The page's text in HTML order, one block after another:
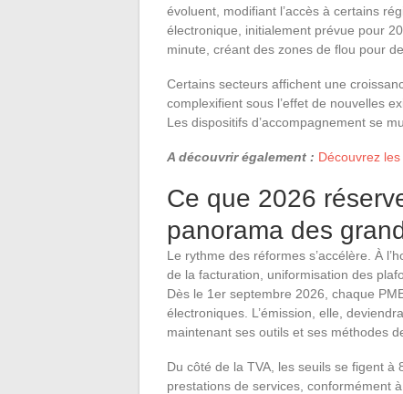
évoluent, modifiant l’accès à certains
électronique, initialement prévue pour
minute, créant des zones de flou pour
Certains secteurs affichent une
complexifient sous l’effet de nouvelles
Les dispositifs d’accompagnement se
A découvrir également : Découvrez
Ce que 2026
panorama des
Le rythme des réformes s’accélère. À
de la facturation, uniformisation des
Dès le 1er septembre 2026, chaque
électroniques. L’émission, elle,
maintenant ses outils et ses méthodes
Du côté de la TVA, les seuils se figent
prestations de services, conformément